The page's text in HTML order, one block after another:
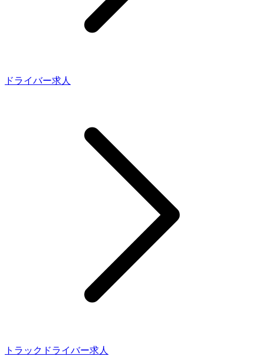
ドライバー求人
トラックドライバー求人